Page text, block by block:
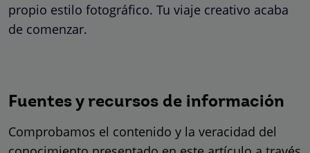
propio estilo fotográfico. Tu viaje creativo acaba
de comenzar.
Fuentes y recursos de información
Comprobamos el contenido y la veracidad del